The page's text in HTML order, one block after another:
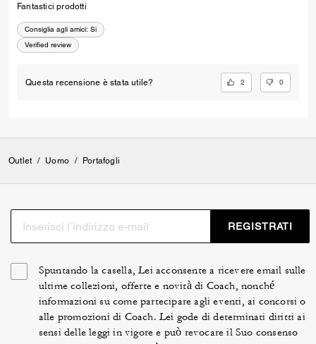
Fantastici prodotti
Consiglia agli amici: Si
Verified review
Questa recensione è stata utile? 2 0
Outlet / Uomo / Portafogli
REGISTRATI
Spuntando la casella, Lei acconsente a ricevere email sulle
ultime collezioni, offerte e novità di Coach, nonché
informazioni su come partecipare agli eventi, ai concorsi o
alle promozioni di Coach. Lei gode di determinati diritti ai
sensi delle leggi in vigore e può revocare il Suo consenso